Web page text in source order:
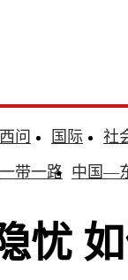
问 国际
社
一带一路 中国—
忧